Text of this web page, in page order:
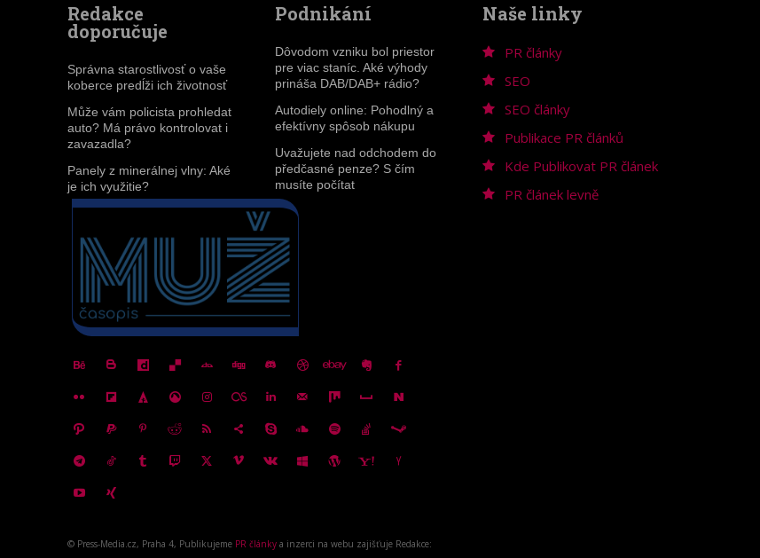
Redakce
doporučuje
Správna starostlivosť o vaše
koberce predĺži ich životnosť
Může vám policista prohledat
auto? Má právo kontrolovat i
zavazadla?
Panely z minerálnej vlny: Aké
je ich využitie?
Podnikání
Dôvodom vzniku bol priestor
pre viac staníc. Aké výhody
prináša DAB/DAB+ rádio?
Autodiely online: Pohodlný a
efektívny spôsob nákupu
Uvažujete nad odchodem do
předčasné penze? S čím
musíte počítat
© Press-Media.cz, Praha 4, Publikujeme PR články a inzerci na webu zajišťuje Redakce:
Naše linky
PR články
SEO
SEO články
Publikace PR článků
Kde Publikovat PR článek
PR článek levně